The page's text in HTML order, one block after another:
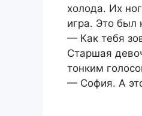
холода. Их
игра. Это был
— Как тебя
Старшая
тонким
— София. А